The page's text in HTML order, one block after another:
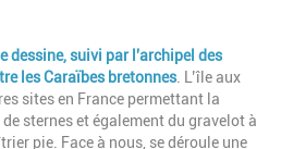
dessine, suivi par l'archipel des
lesCaraïbes bretonnes. L’île aux
sites en France permettant la
sternes et également du gravelot à
pie. Face à nous, se déroule une